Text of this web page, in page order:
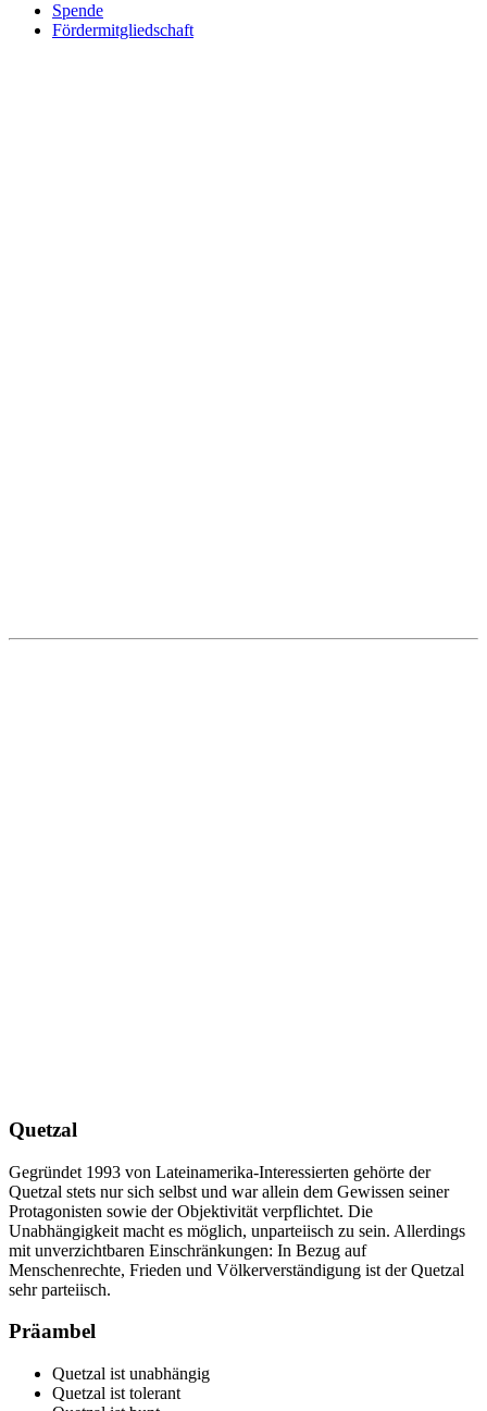
Spende
Fördermitgliedschaft
Quetzal
Gegründet 1993 von Lateinamerika-Interessierten gehörte der
Quetzal stets nur sich selbst und war allein dem Gewissen seiner
Protagonisten sowie der Objektivität verpflichtet. Die
Unabhängigkeit macht es möglich, unparteiisch zu sein. Allerdings
mit unverzichtbaren Einschränkungen: In Bezug auf
Menschenrechte, Frieden und Völkerverständigung ist der Quetzal
sehr parteiisch.
Präambel
Quetzal ist unabhängig
Quetzal ist tolerant